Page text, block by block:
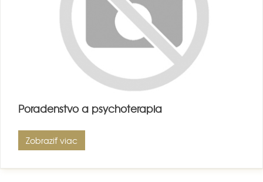
Poradenstvo a psychoterapia
Zobraziť viac